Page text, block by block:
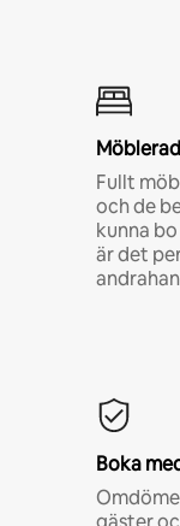
Fullt
och de
kunna
är det
Boka